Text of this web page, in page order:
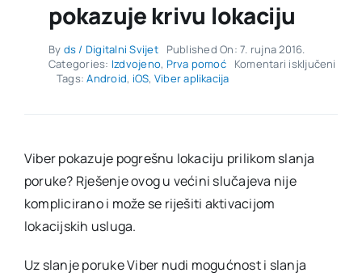
pokazuje krivu lokaciju
By ds / Digitalni Svijet
Published On: 7. rujna 2016.
Categories: Izdvojeno, Prva pomoć Komentari isključeni
Tags:Android, iOS, Viber aplikacija
Viber pokazuje pogrešnu lokaciju prilikom slanja
poruke? Rješenje ovog u većini slučajeva nije
komplicirano i može se riješiti aktivacijom
lokacijskih usluga.
Uz slanje poruke Viber nudi mogućnost i slanja